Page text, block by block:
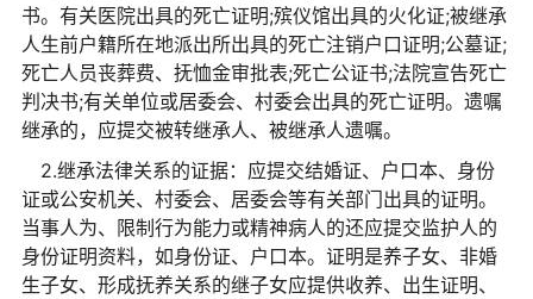
书。有关医院出具的死亡证明;殡仪馆出具的火化证;被继承
人生前户籍所在地派出所出具的死亡注销户口证明;公墓证;
死亡人员丧葬费、抚恤金审批表;死亡公证书;法院宣告死亡
判决书;有关单位或居委会、村委会出具的死亡证明。遗嘱
继承的，应提交被转继承人、被继承人遗嘱。
2.继承法律关系的证据：应提交结婚证、户口本、身份
证或公安机关、村委会、居委会等有关部门出具的证明。
当事人为、限制行为能力或精神病人的还应提交监护人的
身份证明资料，如身份证、户口本。证明是养子女、非婚
生子女、形成抚养关系的继子女应提供收养、出生证明、